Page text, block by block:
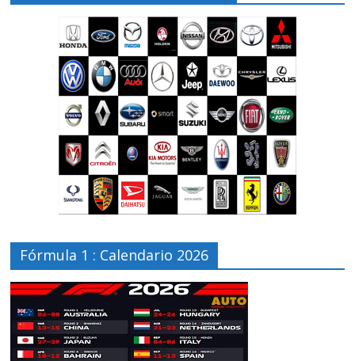
Fórmula 1 : Calendario 2026